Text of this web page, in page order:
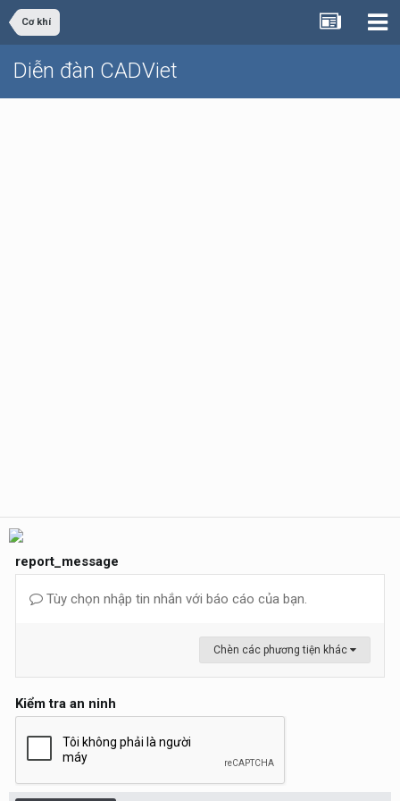
Cơ khí
Diễn đàn CADViet
report_message
Tùy chọn nhập tin nhắn với báo cáo của bạn.
Chèn các phương tiện khác
Kiểm tra an ninh